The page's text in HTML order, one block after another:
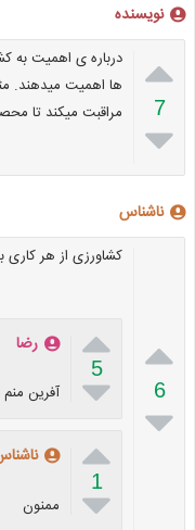
نویسنده

7

درباره ی اهمیت به
ها اهمیت میدهند.
مراقبت میکند تا
ناشناس

6

کشاورزی از هر کاری

5

رضا
آفرین

1
 ممنون